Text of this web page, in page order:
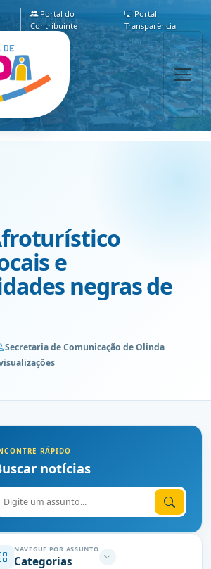
Portal do
Contribuinte
Portal
Transparência
e
negras de
Secretaria de Comunicação de Olinda
RÁPIDO
notícias
Digite o assunto
NAVEGUE POR ASSUNTO
Categorias